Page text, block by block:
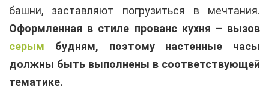
башни, заставляют погрузиться в мечтания.
Оформленная в стиле прованс кухня – вызов
серым будням, поэтому настенные часы
должны быть выполнены в соответствующей
тематике.